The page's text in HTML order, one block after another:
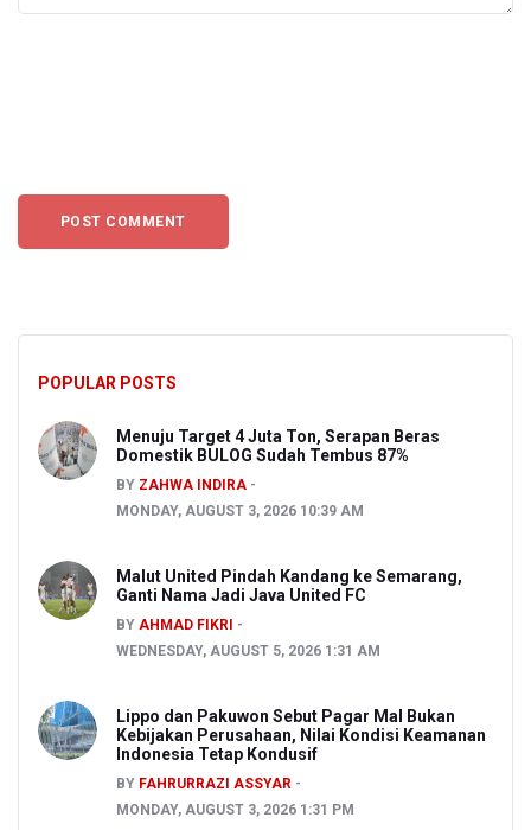
POPULAR POSTS
Menuju Target 4 Juta Ton, Serapan Beras
Domestik BULOG Sudah Tembus 87%
BY ZAHWA INDIRA
MONDAY, AUGUST 3, 2026 10:39 AM
Malut United Pindah Kandang ke Semarang,
Ganti Nama Jadi Java United FC
BY AHMAD FIKRI
WEDNESDAY, AUGUST 5, 2026 1:31 AM
Lippo dan Pakuwon Sebut Pagar Mal Bukan
Kebijakan Perusahaan, Nilai Kondisi Keamanan
Indonesia Tetap Kondusif
BY FAHRURRAZI ASSYAR
MONDAY, AUGUST 3, 2026 1:31 PM